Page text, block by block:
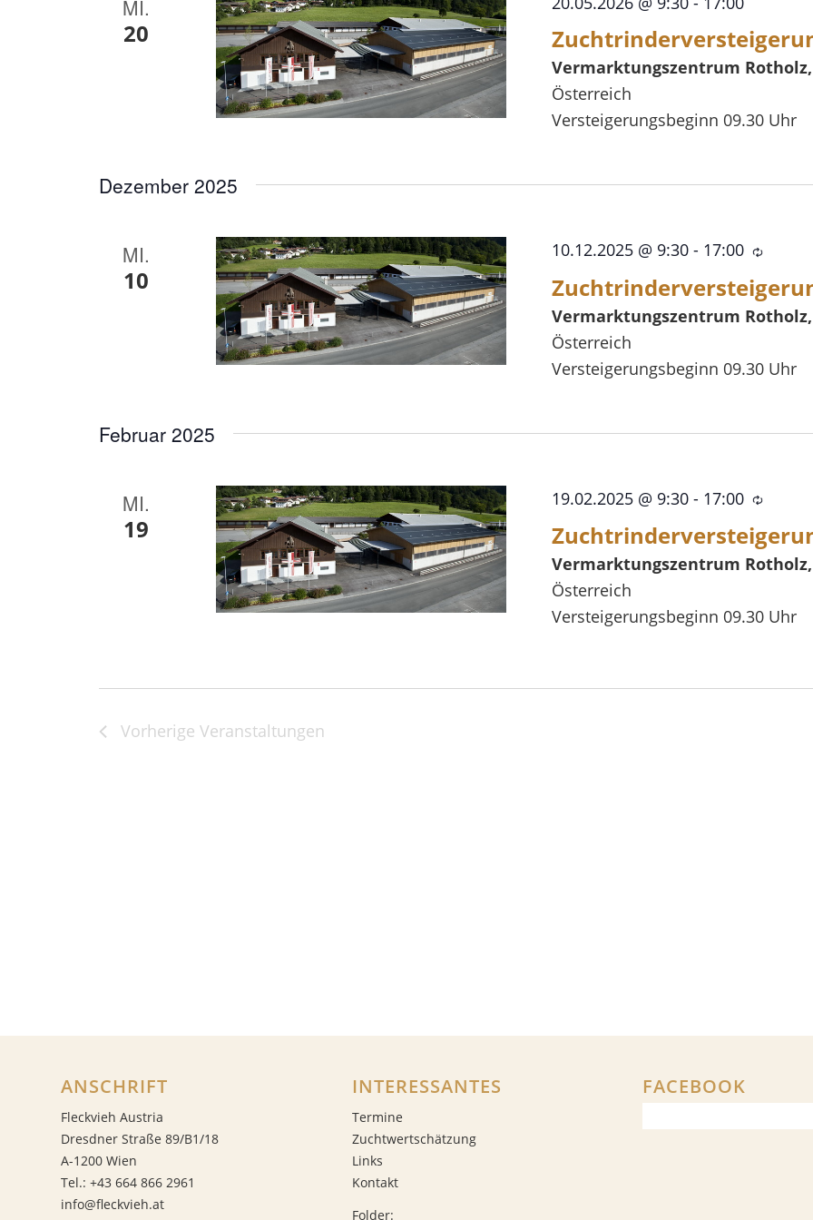
MI.
20
Vermarktungszentrum
Österreich
Versteigerungsbeginn 09.30 Uhr
Dezember 2025
MI.
10
10.12.2025 @ 9:30 - 17:00
Vermarktungszentrum
Österreich
Versteigerungsbeginn 09.30 Uhr
Februar 2025
MI.
19
19.02.2025 @ 9:30 - 17:00
Vermarktungszentrum
Österreich
Versteigerungsbeginn 09.30 Uhr
Vorherige Veranstaltungen
ANSCHRIFT
Fleckvieh Austria
Dresdner Straße 89/B1/18
A-1200 Wien
Tel.: +43 664 866 2961
info@fleckvieh.at
INTERESSANTES
Termine
Zuchtwertschätzung
Links
Kontakt
Folder:
FACEBOOK